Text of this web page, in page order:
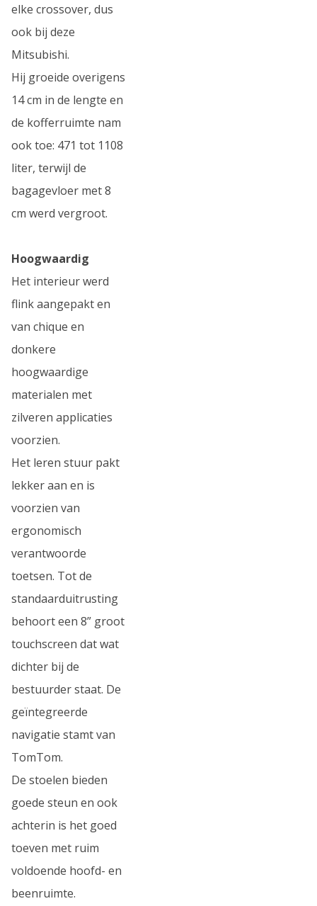
elke crossover, dus
ook bij deze
Mitsubishi.
Hij groeide overigens
14 cm in de lengte en
de kofferruimte nam
ook toe: 471 tot 1108
liter, terwijl de
bagagevloer met 8
cm werd vergroot.
Hoogwaardig
Het interieur werd
flink aangepakt en
van chique en
donkere
hoogwaardige
materialen met
zilveren applicaties
voorzien.
Het leren stuur pakt
lekker aan en is
voorzien van
ergonomisch
verantwoorde
toetsen. Tot de
standaarduitrusting
behoort een 8” groot
touchscreen dat wat
dichter bij de
bestuurder staat. De
geïntegreerde
navigatie stamt van
TomTom.
De stoelen bieden
goede steun en ook
achterin is het goed
toeven met ruim
voldoende hoofd- en
beenruimte.